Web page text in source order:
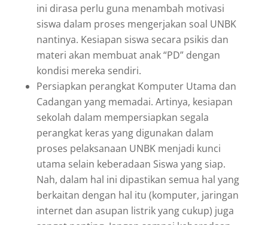
ini dirasa perlu guna menambah motivasi
siswa dalam proses mengerjakan soal UNBK
nantinya. Kesiapan siswa secara psikis dan
materi akan membuat anak “PD” dengan
kondisi mereka sendiri.
Persiapkan perangkat Komputer Utama dan
Cadangan yang memadai. Artinya, kesiapan
sekolah dalam mempersiapkan segala
perangkat keras yang digunakan dalam
proses pelaksanaan UNBK menjadi kunci
utama selain keberadaan Siswa yang siap.
Nah, dalam hal ini dipastikan semua hal yang
berkaitan dengan hal itu (komputer, jaringan
internet dan asupan listrik yang cukup) juga